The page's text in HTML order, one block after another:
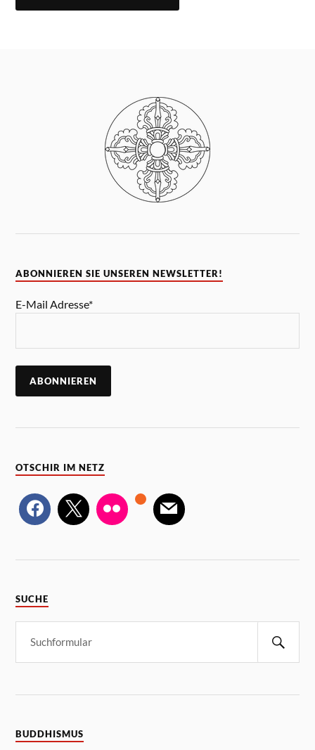
ABONNIEREN SIE UNSEREN NEWSLETTER!
E-Mail Adresse*
OTSCHIR IM NETZ
SUCHE
BUDDHISMUS